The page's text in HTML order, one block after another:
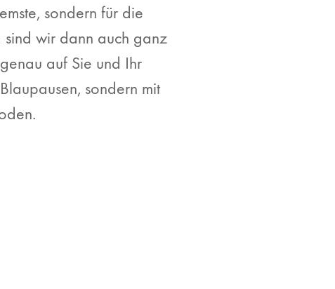
sondern für die
sind wir dann auch ganz
auf Sie und Ihr
sondern mit